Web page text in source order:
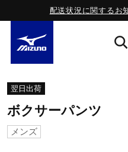
配送状況に関するお
翌日出荷
ボクサーパンツ
メンズ